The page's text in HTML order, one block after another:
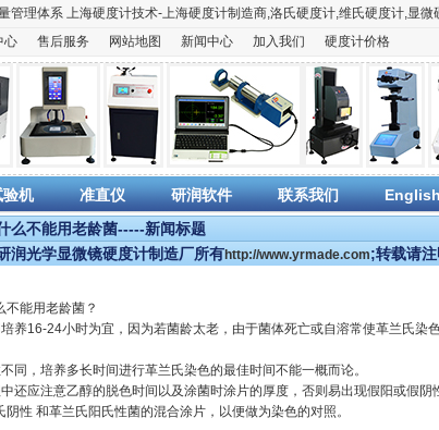
管理体系 上海硬度计技术-上海硬度计制造商,洛氏硬度计,维氏硬度计,显微
心 售后服务 网站地图 新闻中心 加入我们 硬度计价格
验机 准直仪 研润软件 联系我们
么不能用老龄菌-----新闻标题
润光学显微镜硬度计制造厂所有http://www.yrmade.com;转载请
不能用老龄菌？
养16-24小时为宜，因为若菌龄太老，由于菌体死亡或自溶常使革兰氏染
同，培养多长时间进行革兰氏染色的最佳时间不能一概而论。
还应注意乙醇的脱色时间以及涂菌时涂片的厚度，否则易出现假阳或假阴
性 和革兰氏阳氏性菌的混合涂片，以便做为染色的对照。